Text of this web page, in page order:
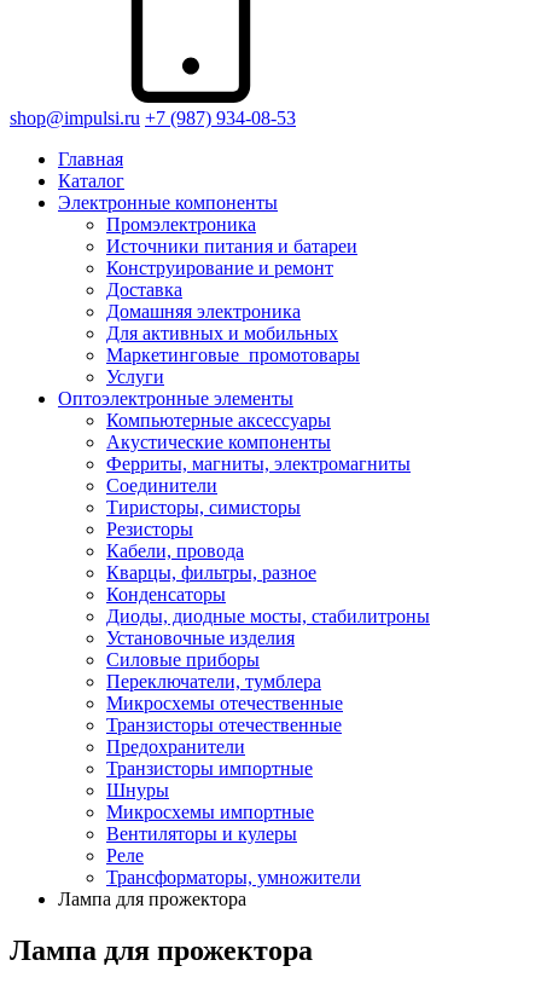
shop@impulsi.ru +7 (987) 934-08-53
Главная
Каталог
Электронные компоненты
Промэлектроника
Источники питания и батареи
Конструирование и ремонт
Доставка
Домашняя электроника
Для активных и мобильных
Маркетинговые_промотовары
Услуги
Оптоэлектронные элементы
Компьютерные аксессуары
Акустические компоненты
Ферриты, магниты, электромагниты
Соединители
Тиристоры, симисторы
Резисторы
Кабели, провода
Кварцы, фильтры, разное
Конденсаторы
Диоды, диодные мосты, стабилитроны
Установочные изделия
Силовые приборы
Переключатели, тумблера
Микросхемы отечественные
Транзисторы отечественные
Предохранители
Транзисторы импортные
Шнуры
Микросхемы импортные
Вентиляторы и кулеры
Реле
Трансформаторы, умножители
Лампа для прожектора
Лампа для прожектора